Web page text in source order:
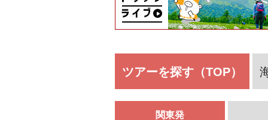
ツアーを探す（TOP）
関東発